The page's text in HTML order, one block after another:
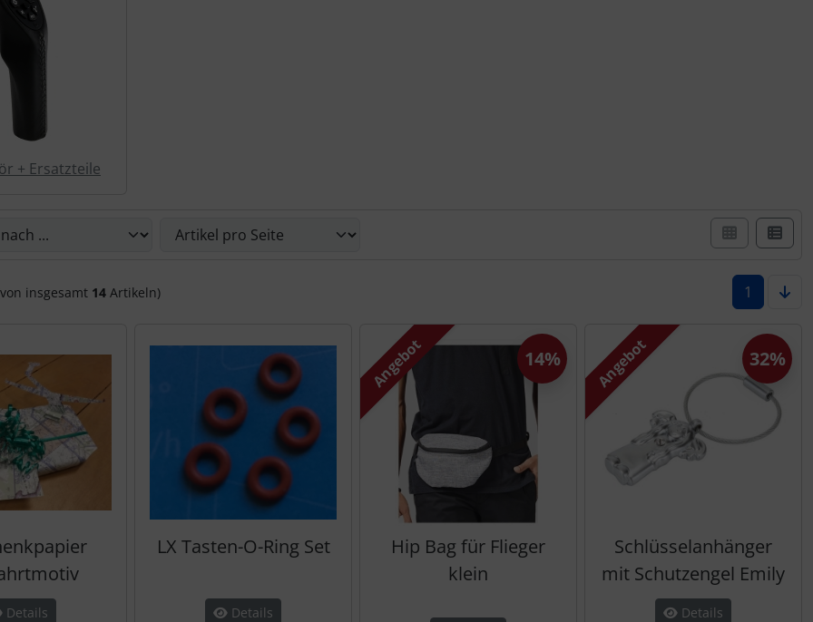
+ Ersatzteile
insgesamt 14 Artikeln) 1
Details
LX Tasten-O-Ring Set
Details
Angebot
Hip Bag für Flieger
klein
14% Angebot
Schlüsselanhänger
mit Schutzengel Emily
Details
32%